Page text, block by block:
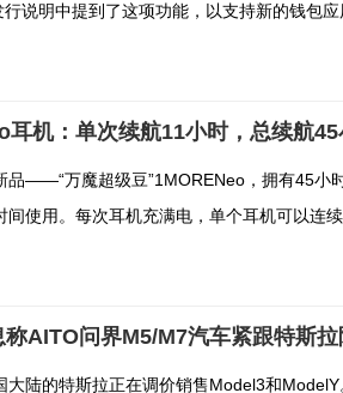
说明中提到了这项功能，以支持新的钱包
耳机：单次续航11小时，总续航45
品——“万魔超级豆”1MORENeo，拥有45小
间使用。每次耳机充满电，单个耳机可以连
AITO问界M5/M7汽车紧跟特斯拉
大陆的特斯拉正在调价销售Model3和